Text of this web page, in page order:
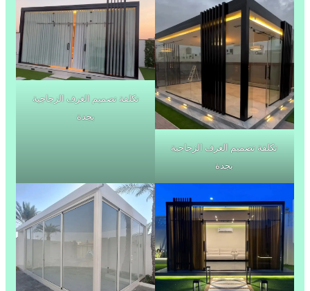
تكلفة تصميم الغرف الزجاجية
بجدة
تكلفة تصميم الغرف الزجاجية
بجدة